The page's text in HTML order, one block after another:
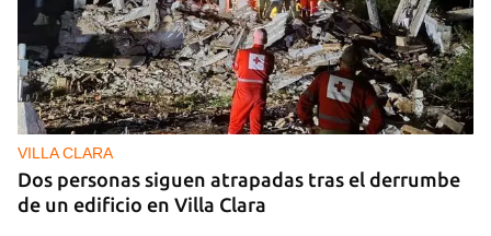
VILLA CLARA
Dos personas siguen atrapadas tras el derrumbe
de un edificio en Villa Clara